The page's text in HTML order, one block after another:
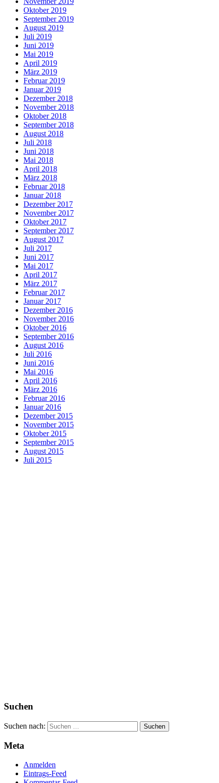
Oktober 2019
September 2019
August 2019
Juli 2019
Juni 2019
Mai 2019
April 2019
März 2019
Februar 2019
Januar 2019
Dezember 2018
November 2018
Oktober 2018
September 2018
August 2018
Juli 2018
Juni 2018
Mai 2018
April 2018
März 2018
Februar 2018
Januar 2018
Dezember 2017
November 2017
Oktober 2017
September 2017
August 2017
Juli 2017
Juni 2017
Mai 2017
April 2017
März 2017
Februar 2017
Januar 2017
Dezember 2016
November 2016
Oktober 2016
September 2016
August 2016
Juli 2016
Juni 2016
Mai 2016
April 2016
März 2016
Februar 2016
Januar 2016
Dezember 2015
November 2015
Oktober 2015
September 2015
August 2015
Juli 2015
Suchen
Suchen nach:
Meta
Anmelden
Eintrags-Feed